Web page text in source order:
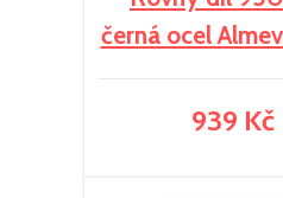
černá ocel
939 Kč